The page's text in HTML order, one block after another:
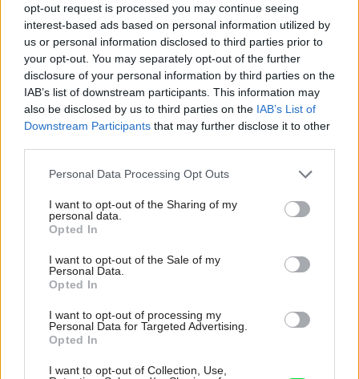
opt-out request is processed you may continue seeing
interest-based ads based on personal information utilized by
us or personal information disclosed to third parties prior to
your opt-out. You may separately opt-out of the further
disclosure of your personal information by third parties on the
IAB’s list of downstream participants. This information may
also be disclosed by us to third parties on the IAB’s List of
Downstream Participants that may further disclose it to other
Please note that this website/app uses one or more Google
not limited to your visit or usage behaviour. You may click to
grant or deny consent to Google and its third-party tags to
use your data for below specified purposes in below Google
consent section.
Personal Data Processing Opt Outs
I want to opt-out of the Sharing of my
personal data.
Opted In
I want to opt-out of the Sale of my
Personal Data.
Opted In
I want to opt-out of processing my
Personal Data for Targeted Advertising.
Opted In
I want to opt-out of Collection, Use,
Deti odrástli, rodičia majú bývanie presne podľa
seba. V novom dome je všetko pre ich život i
návštevy vnúčat
Žije pri lese, chová sliepky a uspáva ju rieka.
Miestni remeselníci vytvorili bývanie, ktoré vyzerá
ako malý raj
režiséra
Pridajte túto surovinu do prania, obliečky budú
hladšie a pevnejšie. Starý trik z hotelov poznali už
naše babičky
Kedysi boli veľkým trendom, dnes sa im radšej
vyhnite. Týchto 7 vecí robí vašu obývačku